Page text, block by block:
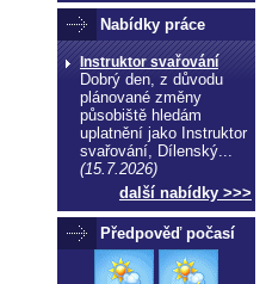
Nabídky práce
Instruktor svařování
Dobrý den, z důvodu
plánované změny
působiště hledám
uplatnění jako Instruktor
svařování, Dílenský...
(15.7.2026)
další nabídky >>>
Předpověď počasí